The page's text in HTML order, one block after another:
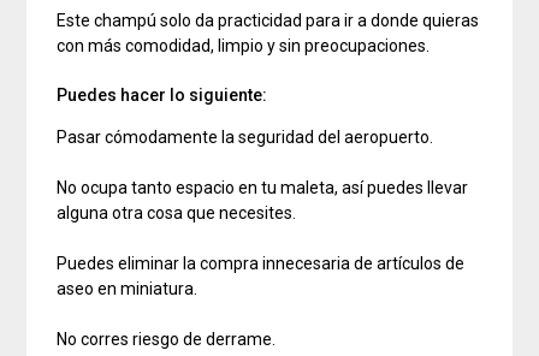
Este champú solo da practicidad para ir a donde quieras
con más comodidad, limpio y sin preocupaciones.
Puedes hacer lo siguiente:
Pasar cómodamente la seguridad del aeropuerto.
No ocupa tanto espacio en tu maleta, así puedes llevar
alguna otra cosa que necesites.
Puedes eliminar la compra innecesaria de artículos de
aseo en miniatura.
No corres riesgo de derrame.